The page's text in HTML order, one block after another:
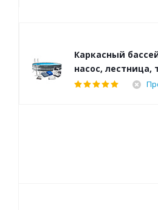
Каркасный
насос, лестница,